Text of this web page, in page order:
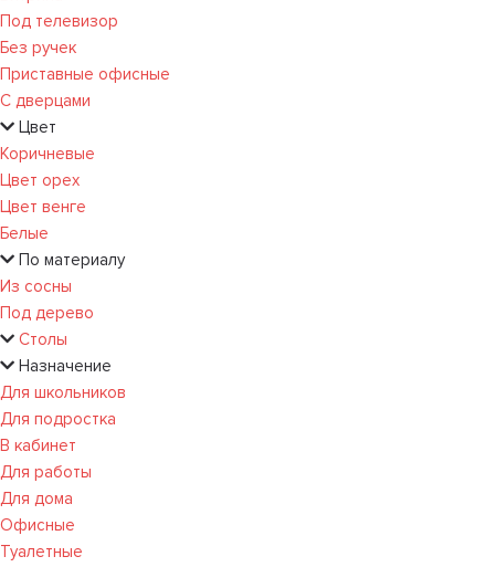
Под телевизор
Без ручек
Приставные офисные
С дверцами
Цвет
Коричневые
Цвет орех
Цвет венге
Белые
По материалу
Из сосны
Под дерево
Столы
Назначение
Для школьников
Для подростка
В кабинет
Для работы
Для дома
Офисные
Туалетные